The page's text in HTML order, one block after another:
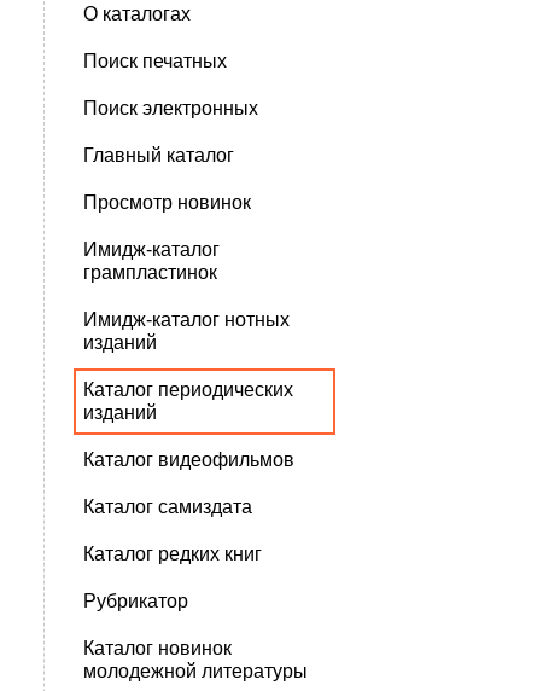
О каталогах
Поиск печатных
Поиск электронных
Главный каталог
Просмотр новинок
Имидж-каталог
грампластинок
Имидж-каталог нотных
изданий
Каталог периодических
изданий
Каталог видеофильмов
Каталог самиздата
Каталог редких книг
Рубрикатор
Каталог новинок
молодежной литературы